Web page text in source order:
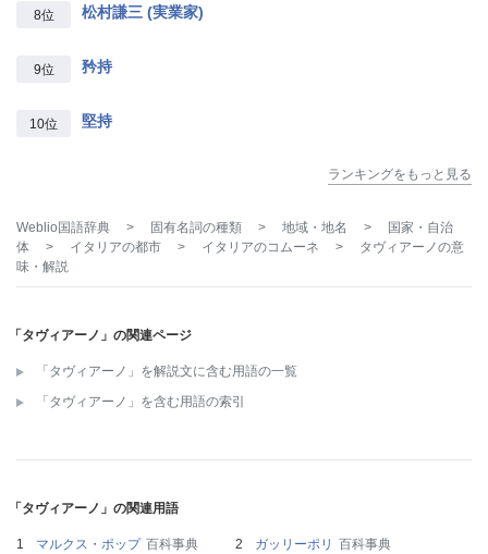
8位 松村謙三 (実業家)
9位 矜持
10位 堅持
ランキングをもっと見る
Weblio国語辞典 > 固有名詞の種類 > 地域・地名 >
国家・自治
体
> イタリアの都市 > イタリアのコムーネ > タヴィアーノの意
味・解説
「タヴィアーノ」の関連ページ
「タヴィアーノ」を解説文に含む用語の一覧
「タヴィアーノ」を含む用語の索引
「タヴィアーノ」の関連用語
マルクス・ポップ 百科事典 ガッリーポリ 百科事典